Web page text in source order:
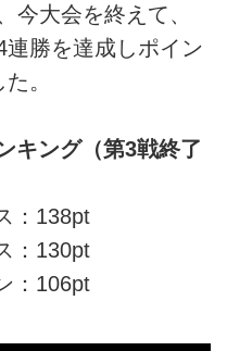
今大会を終えて、
勝を達成しポイン
。
キング（第3戦終了
：138pt
：130pt
：106pt